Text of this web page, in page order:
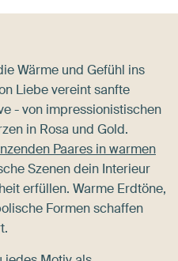
Wärme und Gefühl ins
Liebe vereint sanfte
- von impressionistischen
in Rosa und Gold.
Paares in warmen
Szenen dein Interieur
erfüllen. Warme Erdtöne,
Formen schaffen